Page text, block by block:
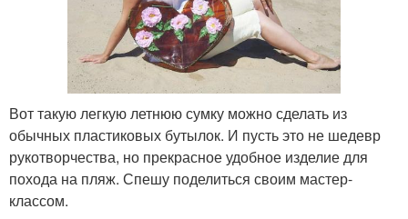
Вот такую легкую летнюю сумку можно сделать из
обычных пластиковых бутылок. И пусть это не шедевр
рукотворчества, но прекрасное удобное изделие для
похода на пляж. Спешу поделиться своим мастер-
классом.